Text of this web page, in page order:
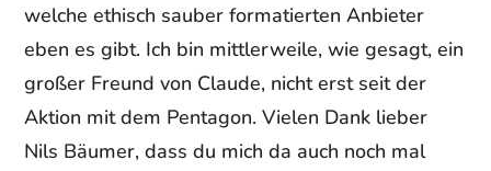
welche ethisch sauber formatierten Anbieter
eben es gibt. Ich bin mittlerweile, wie gesagt, ein
großer Freund von Claude, nicht erst seit der
Aktion mit dem Pentagon. Vielen Dank lieber
Nils Bäumer, dass du mich da auch noch mal